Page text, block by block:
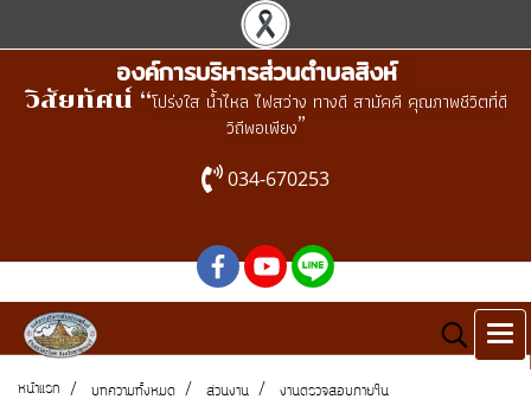
องค์การบริหารส่วนตำบลสิงห์
วิสัยทัศน์ “โปร่งใส น้ำไหล ไฟสว่าง ทางดี สามัคคี คุณภาพชีวิตที่ดี
วิถีพอเพียง”
034-670253
หน้าแรก บทความทั้งหมด ส่วนงาน งานตรวจสอบภายใน